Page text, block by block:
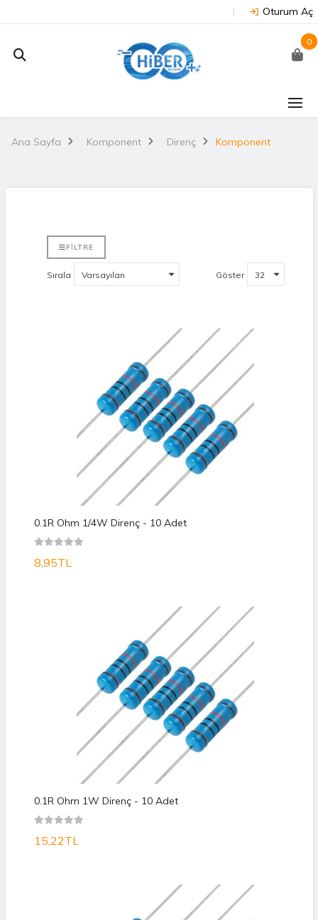
Oturum Aç
0
Ana Sayfa Komponent Direnç Komponent
FILTRE
Sırala Göster
0.1R Ohm 1/4W Direnç - 10 Adet
8,95TL
0.1R Ohm 1W Direnç - 10 Adet
15,22TL